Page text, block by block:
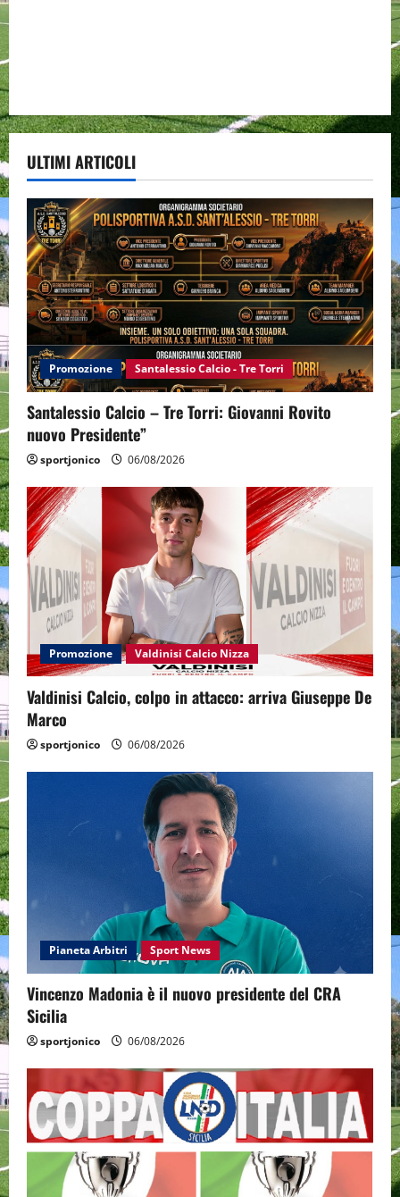
ULTIMI ARTICOLI
Promozione Santalessio Calcio - Tre Torri
Santalessio Calcio – Tre Torri: Giovanni Rovito
nuovo Presidente”
sportjonico 06/08/2026
Promozione Valdinisi Calcio Nizza
Valdinisi Calcio, colpo in attacco: arriva Giuseppe De
Marco
sportjonico 06/08/2026
Pianeta Arbitri Sport News
Vincenzo Madonia è il nuovo presidente del CRA
Sicilia
sportjonico 06/08/2026